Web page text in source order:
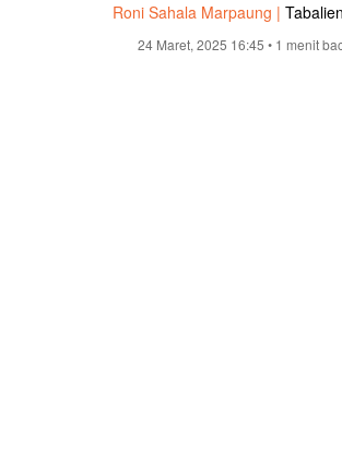
Roni Sahala Marpaung |
24 Maret, 2025 16:45 • 1 menit